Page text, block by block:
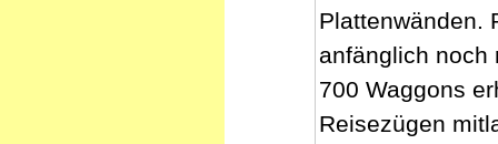
Plattenwänden.
anfänglich noch
700 Waggons
Reisezügen